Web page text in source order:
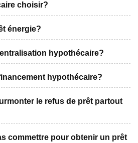
choisir?
énergie?
hypothécaire?
hypothécaire?
le refus de prêt partout
commettre pour obtenir un prêt